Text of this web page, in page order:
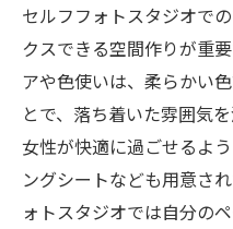
セルフフォトスタジオで
クスできる空間作りが重
アや色使いは、柔らかい
とで、落ち着いた雰囲気
女性が快適に過ごせるよ
ングシートなども用意さ
ォトスタジオでは自分の